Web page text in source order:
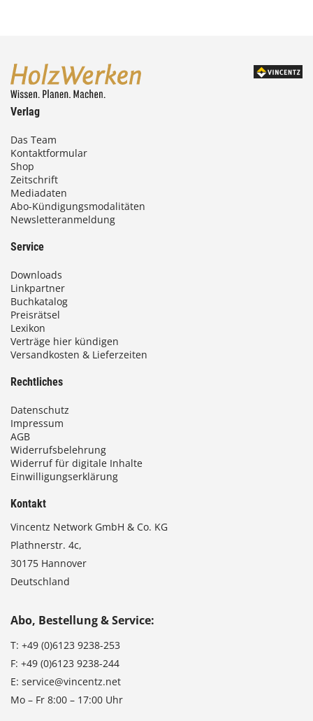
Verlag
Das Team
Kontaktformular
Shop
Zeitschrift
Mediadaten
Abo-Kündigungsmodalitäten
Newsletteranmeldung
Service
Downloads
Linkpartner
Buchkatalog
Preisrätsel
Lexikon
Verträge hier kündigen
Versandkosten & Lieferzeiten
Rechtliches
Datenschutz
Impressum
AGB
Widerrufsbelehrung
Widerruf für digitale Inhalte
Einwilligungserklärung
Kontakt
Vincentz Network GmbH & Co. KG
Plathnerstr. 4c,
30175 Hannover
Deutschland
Abo, Bestellung & Service:
T: +49 (0)6123 9238-253
F: +49 (0)6123 9238-244
E: service@vincentz.net
Mo – Fr 8:00 – 17:00 Uhr